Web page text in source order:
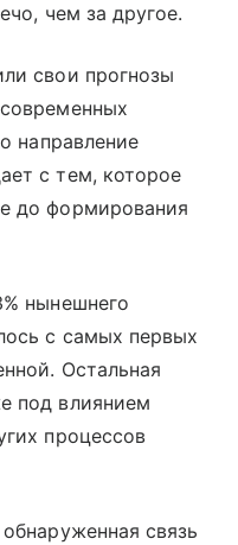
чем за другое.
свои прогнозы
направление
с тем, которое
до формирования
нынешнего
с самых первых
Остальная
под влиянием
процессов
связь